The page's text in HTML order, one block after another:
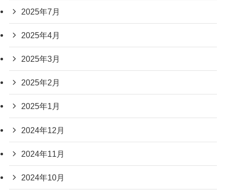
2025年7月
2025年4月
2025年3月
2025年2月
2025年1月
2024年12月
2024年11月
2024年10月